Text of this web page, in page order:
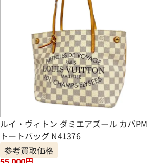
ルイ・ヴィトン ダミエアズール カバPM
トートバッグ N41376
参考買取価格